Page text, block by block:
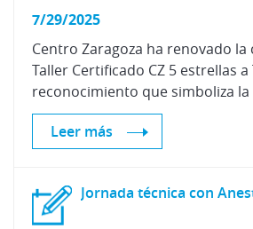
7/29/2025
Centro Zaragoza ha renovado
Taller Certificado CZ 5 estrellas a
Leer más
Jornada técnica con